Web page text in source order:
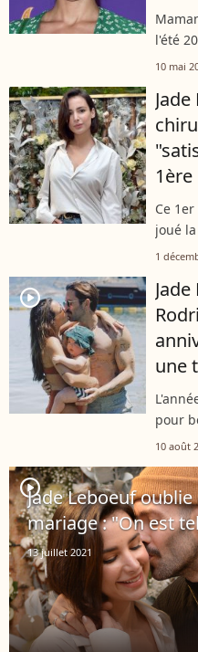
l'été
10 mai
Ce
joué
ses
1
player2
une
pour
de
Elon....
10 août
player2
Jade Leboeuf
mariage : "On est
13 juillet 2021